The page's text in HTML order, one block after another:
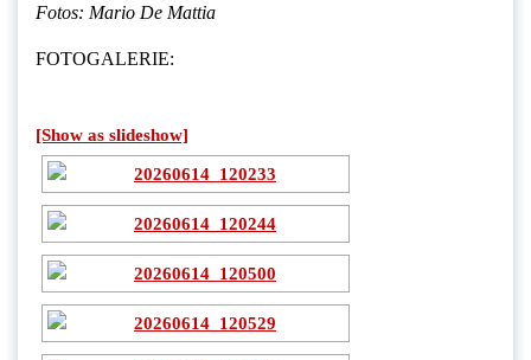
Fotos: Mario De Mattia
FOTOGALERIE:
[Show as slideshow]